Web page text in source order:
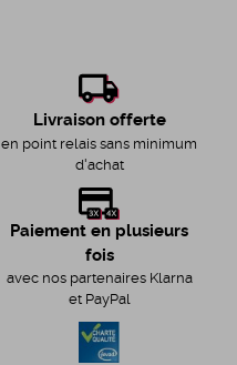
Livraison offerte
en point relais sans minimum
d'achat
Paiement en plusieurs
fois
avec nos partenaires Klarna
et PayPal